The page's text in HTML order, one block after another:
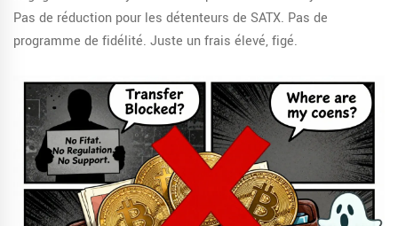
Pas de réduction pour les détenteurs de SATX. Pas de
programme de fidélité. Juste un frais élevé, figé.